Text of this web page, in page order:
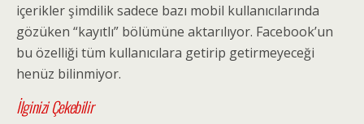
içerikler şimdilik sadece bazı mobil kullanıcılarında
gözüken “kayıtlı” bölümüne aktarılıyor. Facebook’un
bu özelliği tüm kullanıcılara getirip getirmeyeceği
henüz bilinmiyor.
İlginizi Çekebilir